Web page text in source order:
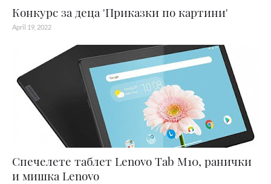
Конкурс за деца 'Приказки по картини'
April 19, 2022
Спечелете таблет Lenovo Tab M10, ранички
и мишка Lenovo